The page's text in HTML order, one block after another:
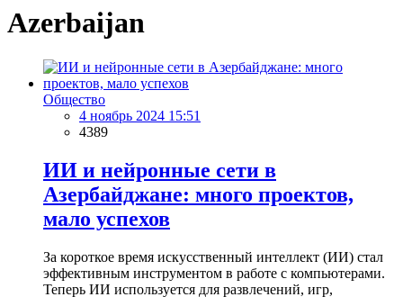
Azerbaijan
Общество
4 ноябрь 2024 15:51
4389
ИИ и нейронные сети в
Азербайджане: много проектов,
мало успехов
За короткое время искусственный интеллект (ИИ) стал
эффективным инструментом в работе с компьютерами.
Теперь ИИ используется для развлечений, игр,